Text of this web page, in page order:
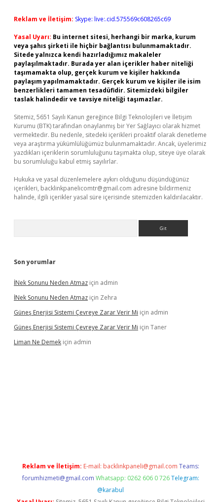
Reklam ve İletişim: Skype: live:.cid.575569c608265c69
Yasal Uyarı: Bu internet sitesi, herhangi bir marka, kurum
veya şahıs şirketi ile hiçbir bağlantısı bulunmamaktadır.
Sitede yalnızca kendi hazırladığımız makaleler
paylaşılmaktadır. Burada yer alan içerikler haber niteliği
taşımamakta olup, gerçek kurum ve kişiler hakkında
paylaşım yapılmamaktadır. Gerçek kurum ve kişiler ile isim
benzerlikleri tamamen tesadüfidir. Sitemizdeki bilgiler
taslak halindedir ve tavsiye niteliği taşımazlar.
Sitemiz, 5651 Sayılı Kanun gereğince Bilgi Teknolojileri ve İletişim
Kurumu (BTK) tarafından onaylanmış bir Yer Sağlayıcı olarak hizmet
vermektedir. Bu nedenle, sitedeki içerikleri proaktif olarak denetleme
veya araştırma yükümlülüğümüz bulunmamaktadır. Ancak, üyelerimiz
yazdıkları içeriklerin sorumluluğunu taşımakta olup, siteye üye olarak
bu sorumluluğu kabul etmiş sayılırlar.
Hukuka ve yasal düzenlemelere aykırı olduğunu düşündüğünüz
içerikleri, backlinkpanelicomtr@gmail.com adresine bildirmeniz
halinde, ilgili içerikler yasal süre içerisinde sitemizden kaldırılacaktır.
Son yorumlar
İNek Sonunu Neden Atmaz için admin
İNek Sonunu Neden Atmaz için Zehra
Güneş Enerjisi Sistemi Çevreye Zarar Verir Mi için admin
Güneş Enerjisi Sistemi Çevreye Zarar Verir Mi için Taner
Liman Ne Demek için admin
Reklam ve İletişim: E-mail: backlinkpaneli@gmail.com Teams:
forumhizmeti@gmail.com Whatsapp: 0262 606 0 726 Telegram:
@karabul